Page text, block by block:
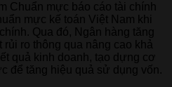
Chuẩn mực báo cáo tài chính
mực kế toán Việt Nam khi
Qua đó, Ngân hàng tăng
ro thông qua nâng cao khả
quả kinh doanh, tạo dựng cơ
để tăng hiệu quả sử dụng vốn.